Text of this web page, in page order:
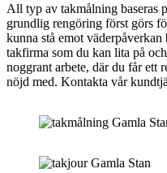
All typ av takmålning baseras
grundlig rengöring först görs
kunna stå emot
takfirma som du kan lita på
noggrant arbete, där du får ett
nöjd med. Kontakta vår